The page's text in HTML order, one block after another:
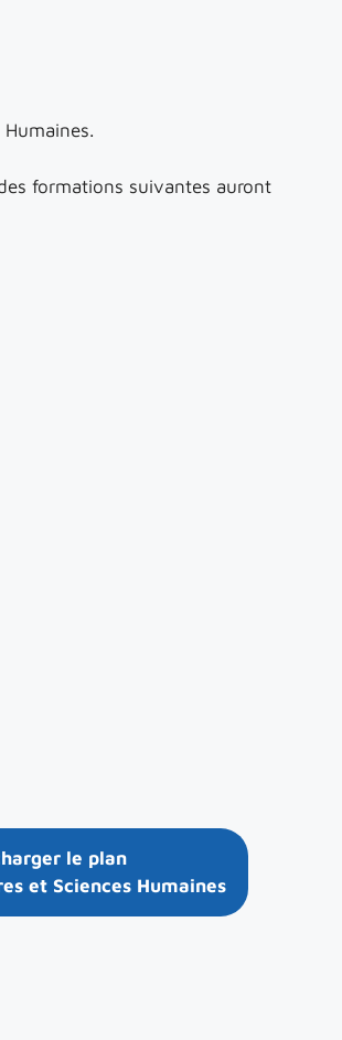
formations suivantes auront
le plan
et Sciences Humaines